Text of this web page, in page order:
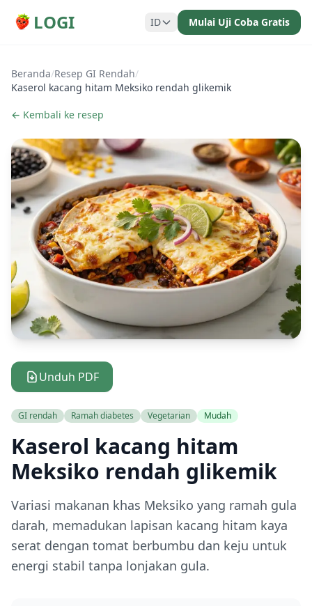
LOGI ID Mulai Uji Coba Gratis
Beranda/Resep GI Rendah/
Kaserol kacang hitam Meksiko rendah glikemik
← Kembali ke resep
Unduh PDF
GI rendah Ramah diabetes Vegetarian Mudah
Kaserol kacang hitam
Meksiko rendah glikemik
Variasi makanan khas Meksiko yang ramah gula
darah, memadukan lapisan kacang hitam kaya
serat dengan tomat berbumbu dan keju untuk
energi stabil tanpa lonjakan gula.